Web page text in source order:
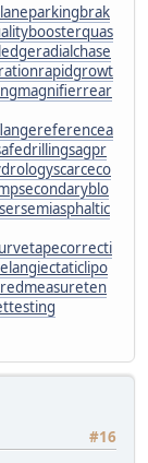
parkingbrak
quas
radialchase
rapidgrowt
rear
referencea
sagpr
scarceco
secondaryblo
semiasphaltic
tapecorrecti
ten
#16